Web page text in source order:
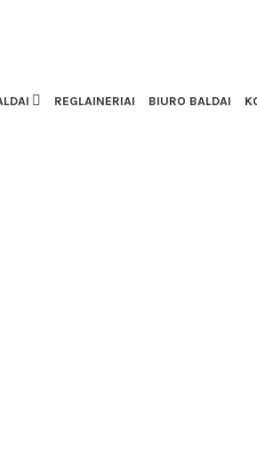
ASHLEY
REGLAINERIAI BIURO BALDAI